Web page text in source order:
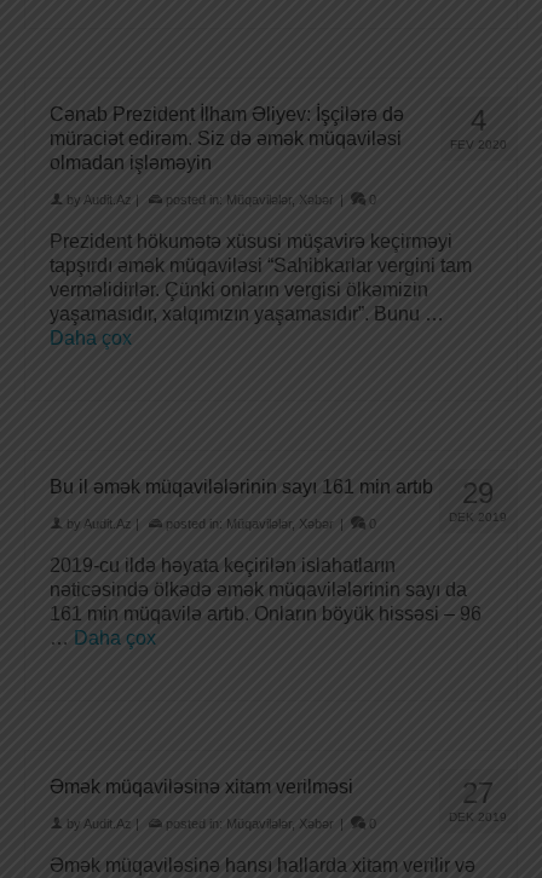
4
FEV 2020
Cənab Prezident İlham Əliyev: İşçilərə də
müraciət edirəm. Siz də əmək müqaviləsi
olmadan işləməyin
by Audit.Az | posted in: Müqavilələr Xəbər | 0
Prezident hökumətə xüsusi müşavirə keçirməyi
tapşırdı əmək müqaviləsi “Sahibkarlar vergini tam
verməlidirlər. Çünki onların vergisi ölkəmizin
yaşamasıdır, xalqımızın yaşamasıdır”. Bunu …
Daha çox
29
DEK 2019
Bu il əmək müqavilələrinin sayı 161 min artıb
by Audit.Az | posted in: Müqavilələr, Xəbər | 0
2019-cu ildə həyata keçirilən islahatların
nəticəsində ölkədə əmək müqavilələrinin sayı da
161 min müqavilə artıb. Onların böyük hissəsi – 96
… Daha çox
27
DEK 2019
Əmək müqaviləsinə xitam verilməsi
by Audit.Az | posted in: Müqavilələr Xəbər | 0
Əmək müqaviləsinə hansı hallarda xitam verilir və